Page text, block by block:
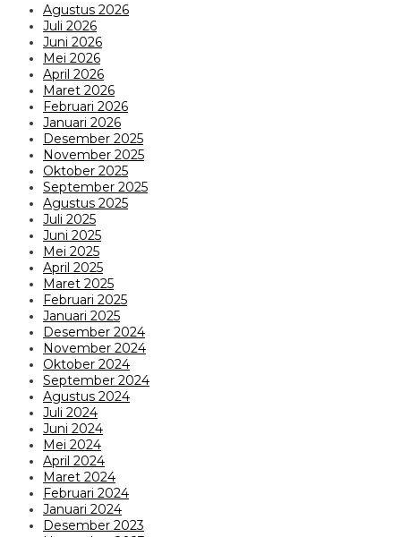
Agustus 2026
Juli 2026
Juni 2026
Mei 2026
April 2026
Maret 2026
Februari 2026
Januari 2026
Desember 2025
November 2025
Oktober 2025
September 2025
Agustus 2025
Juli 2025
Juni 2025
Mei 2025
April 2025
Maret 2025
Februari 2025
Januari 2025
Desember 2024
November 2024
Oktober 2024
September 2024
Agustus 2024
Juli 2024
Juni 2024
Mei 2024
April 2024
Maret 2024
Februari 2024
Januari 2024
Desember 2023